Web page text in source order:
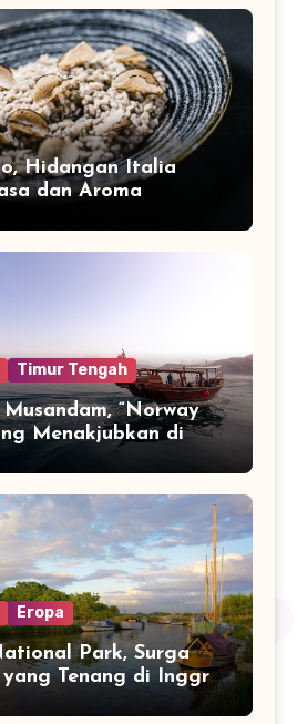
Hidangan Italia
dan Aroma
Timur Tengah
“Norway
Menakjubkan di
Arab
Eropa
Park, Surga
Tenang di Inggris